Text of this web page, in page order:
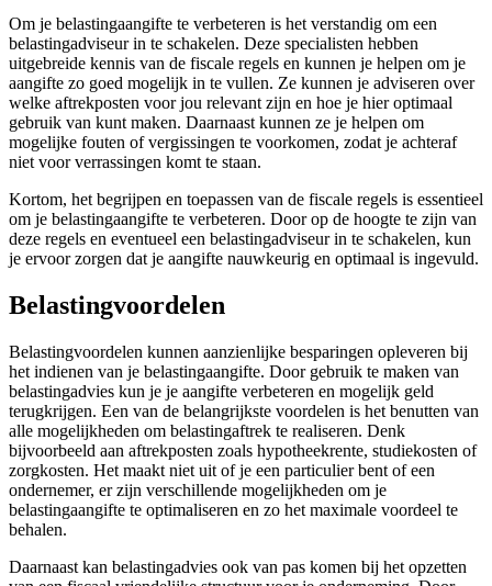
Om je belastingaangifte te verbeteren is het verstandig om een
belastingadviseur in te schakelen. Deze specialisten hebben
uitgebreide kennis van de fiscale regels en kunnen je helpen om je
aangifte zo goed mogelijk in te vullen. Ze kunnen je adviseren over
welke aftrekposten voor jou relevant zijn en hoe je hier optimaal
gebruik van kunt maken. Daarnaast kunnen ze je helpen om
mogelijke fouten of vergissingen te voorkomen, zodat je achteraf
niet voor verrassingen komt te staan.
Kortom, het begrijpen en toepassen van de fiscale regels is essentieel
om je belastingaangifte te verbeteren. Door op de hoogte te zijn van
deze regels en eventueel een belastingadviseur in te schakelen, kun
je ervoor zorgen dat je aangifte nauwkeurig en optimaal is ingevuld.
Belastingvoordelen
Belastingvoordelen kunnen aanzienlijke besparingen opleveren bij
het indienen van je belastingaangifte. Door gebruik te maken van
belastingadvies kun je je aangifte verbeteren en mogelijk geld
terugkrijgen. Een van de belangrijkste voordelen is het benutten van
alle mogelijkheden om belastingaftrek te realiseren. Denk
bijvoorbeeld aan aftrekposten zoals hypotheekrente, studiekosten of
zorgkosten. Het maakt niet uit of je een particulier bent of een
ondernemer, er zijn verschillende mogelijkheden om je
belastingaangifte te optimaliseren en zo het maximale voordeel te
behalen.
Daarnaast kan belastingadvies ook van pas komen bij het opzetten